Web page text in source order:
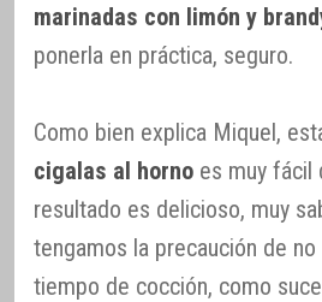
marinadas con limón y
ponerla en práctica, seguro.
Como bien explica Miquel,
cigalas al horno es muy fácil
resultado es delicioso, muy
tengamos la precaución de
tiempo de cocción, como